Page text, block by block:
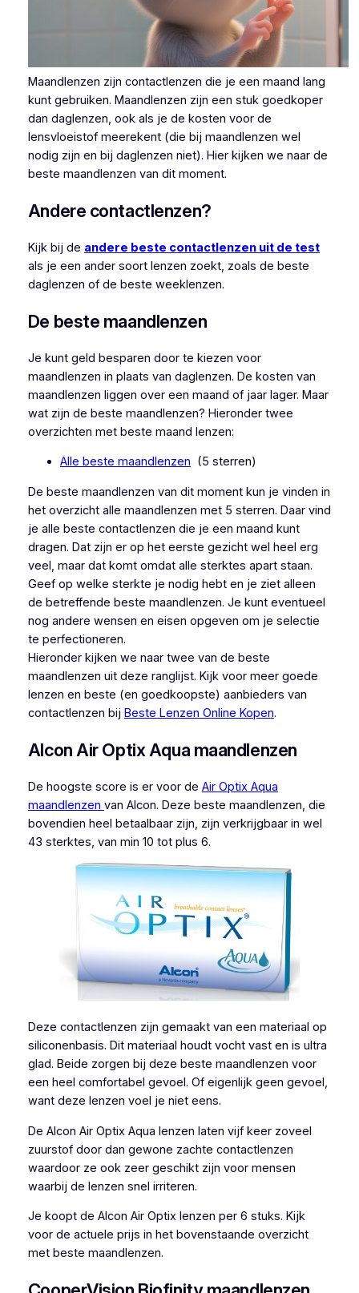
Maandlenzen zijn contactlenzen die je een maand lang
kunt gebruiken. Maandlenzen zijn een stuk goedkoper
dan daglenzen, ook als je de kosten voor de
lensvloeistof meerekent (die bij maandlenzen wel
nodig zijn en bij daglenzen niet). Hier kijken we naar de
beste maandlenzen van dit moment.
Andere contactlenzen?
Kijk bij de andere beste contactlenzen uit de test
als je een ander soort lenzen zoekt, zoals de beste
daglenzen of de beste weeklenzen.
De beste maandlenzen
Je kunt geld besparen door te kiezen voor
maandlenzen in plaats van daglenzen. De kosten van
maandlenzen liggen over een maand of jaar lager. Maar
wat zijn de beste maandlenzen? Hieronder twee
overzichten met beste maand lenzen:
Alle beste maandlenzen (5 sterren)
De beste maandlenzen van dit moment kun je vinden in
het overzicht alle maandlenzen met 5 sterren. Daar vind
je alle beste contactlenzen die je een maand kunt
dragen. Dat zijn er op het eerste gezicht wel heel erg
veel, maar dat komt omdat alle sterktes apart staan.
Geef op welke sterkte je nodig hebt en je ziet alleen
de betreffende beste maandlenzen. Je kunt eventueel
nog andere wensen en eisen opgeven om je selectie
te perfectioneren.
Hieronder kijken we naar twee van de beste
maandlenzen uit deze ranglijst. Kijk voor meer goede
lenzen en beste (en goedkoopste) aanbieders van
contactlenzen bij Beste Lenzen Online Kopen.
Alcon Air Optix Aqua maandlenzen
De hoogste score is er voor de Air Optix Aqua
maandlenzen van Alcon. Deze beste maandlenzen, die
bovendien heel betaalbaar zijn, zijn verkrijgbaar in wel
43 sterktes, van min 10 tot plus 6.
Deze contactlenzen zijn gemaakt van een materiaal op
siliconenbasis. Dit materiaal houdt vocht vast en is ultra
glad. Beide zorgen bij deze beste maandlenzen voor
een heel comfortabel gevoel. Of eigenlijk geen gevoel,
want deze lenzen voel je niet eens.
De Alcon Air Optix Aqua lenzen laten vijf keer zoveel
zuurstof door dan gewone zachte contactlenzen
waardoor ze ook zeer geschikt zijn voor mensen
waarbij de lenzen snel irriteren.
Je koopt de Alcon Air Optix lenzen per 6 stuks. Kijk
voor de actuele prijs in het bovenstaande overzicht
met beste maandlenzen.